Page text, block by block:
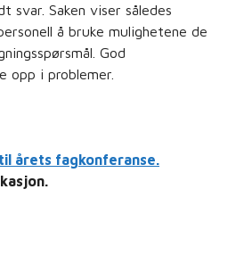
Saken viser således
å bruke mulighetene de
God
opp i problemer.
årets fagkonferanse.